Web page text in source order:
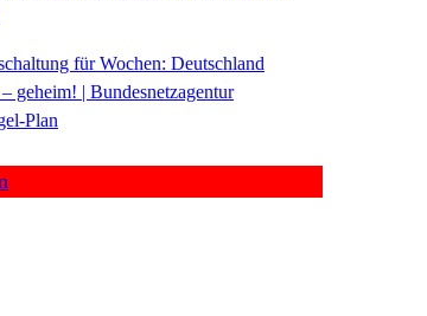
für Wochen: Deutschland
geheim! | Bundesnetzagentur
Plan